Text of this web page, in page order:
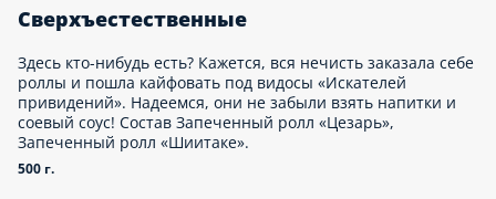
настроение и уверенность в себе. Состав Ролл «Филадельфия
Запеченный ролл «Исиномаки».
995 г.
1 439 ₽